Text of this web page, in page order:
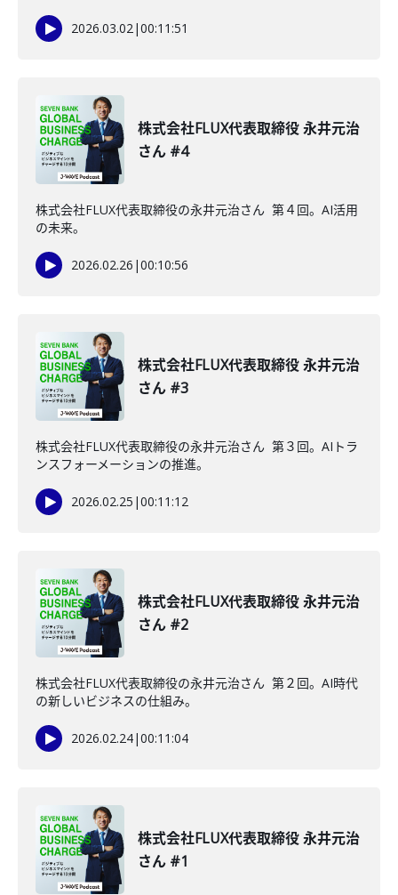
2026.03.02|00:11:51
株式会社FLUX代表取締役 永井元治
さん #4
株式会社FLUX代表取締役の永井元治さん 第４回。AI活用
の未来。
2026.02.26 |00:10:56
株式会社FLUX代表取締役 永井元治
さん #3
株式会社FLUX代表取締役の永井元治さん 第３回。AIトラ
ンスフォーメーションの推進。
2026.02.25 |00:11:12
株式会社FLUX代表取締役 永井元治
さん #2
株式会社FLUX代表取締役の永井元治さん 第２回。AI時代
の新しいビジネスの仕組み。
2026.02.24|00:11:04
株式会社FLUX代表取締役 永井元治
さん #1